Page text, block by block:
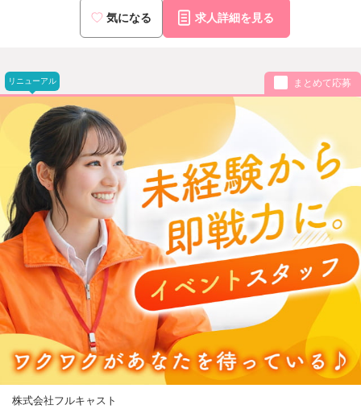
気になる 求人詳細を見る
リニューアル まとめて応募
株式会社フルキャスト